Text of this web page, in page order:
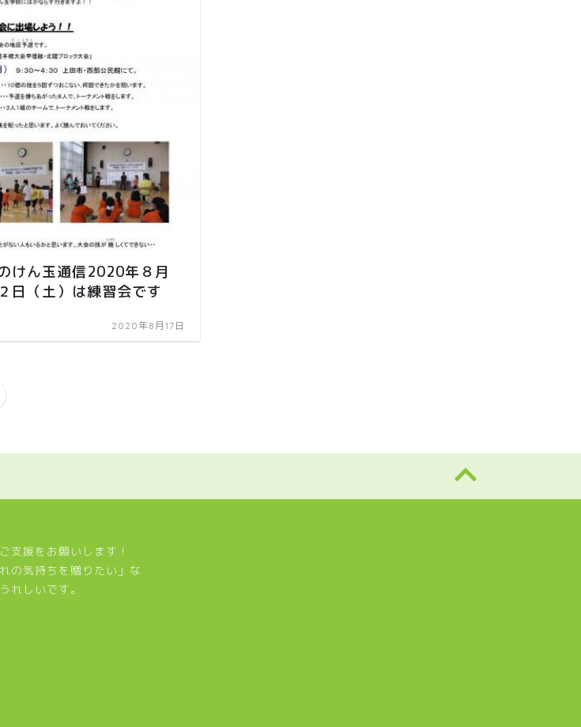
けん玉通信2020年８月
日（土）は練習会です
2020年8月17日
支援をお願いします！
の気持ちを贈りたい」な
れしいです。